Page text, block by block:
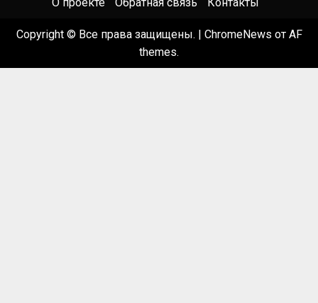
О проекте Обратная связь Контакты
Copyright © Все права защищены. ChromeNews от AF
themes.